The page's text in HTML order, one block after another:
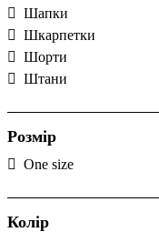
Шапки
Шкарпетки
Шорти
Штани
Розмір
One size
Колір